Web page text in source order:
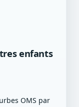
enfants
OMS par